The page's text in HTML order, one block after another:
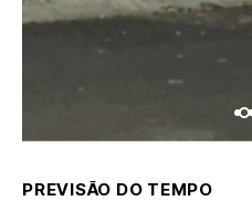
PREVISÃO DO TEMPO